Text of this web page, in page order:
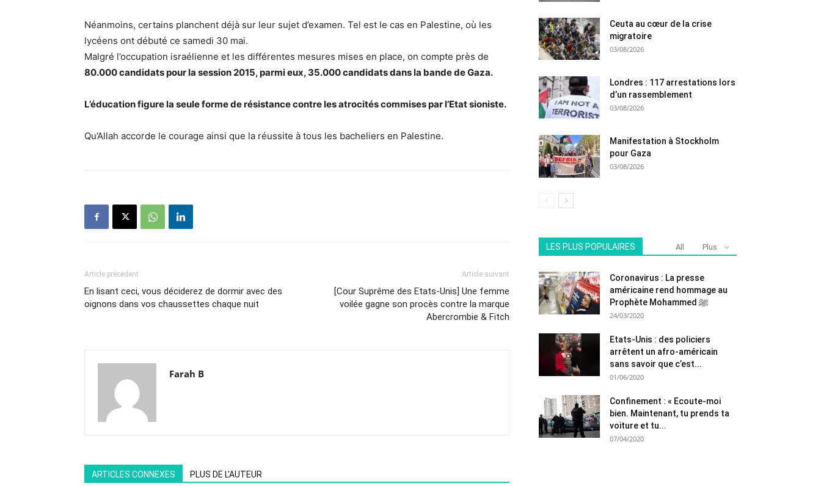
Néanmoins, certains planchent déjà sur leur sujet d’examen. Tel est le cas en Palestine, où les
lycéens ont débuté ce samedi 30 mai.
Malgré l’occupation israélienne et les différentes mesures mises en place, on compte près de
80.000 candidats pour la session 2015, parmi eux, 35.000 candidats dans la bande de Gaza.
L’éducation figure la seule forme de résistance contre les atrocités commises par l’Etat sioniste.
Qu’Allah accorde le courage ainsi que la réussite à tous les bacheliers en Palestine.
Article précédent
En lisant ceci, vous déciderez de dormir avec des
oignons dans vos chaussettes chaque nuit
Article suivant
[Cour Suprême des Etats-Unis] Une femme
voilée gagne son procès contre la marque
Abercrombie & Fitch
Farah B
ARTICLES CONNEXES PLUS DE L'AUTEUR
Ceuta au cœur de la crise
migratoire
03/08/2026
Londres : 117 arrestations lors
d’un rassemblement
03/08/2026
Manifestation à Stockholm
pour Gaza
03/08/2026
LES PLUS POPULAIRES All Plus
Coronavirus : La presse
américaine rend hommage au
Prophète Mohammed ﷺ
24/03/2020
Etats-Unis : des policiers
arrêtent un afro-américain
sans savoir que c’est...
01/06/2020
Confinement : « Ecoute-moi
bien. Maintenant, tu prends ta
voiture et tu...
07/04/2020